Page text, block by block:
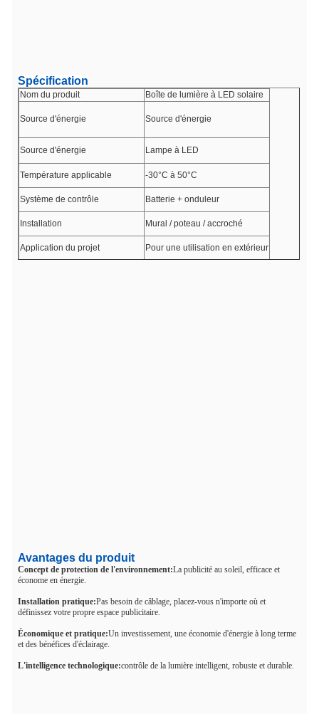
Spécification
Nom du produit Boîte de lumière à LED solaire
Source d'énergie Source d'énergie
Source d'énergie Lampe à LED
Température applicable -30°C à 50°C
Système de contrôle Batterie + onduleur
Installation Mural / poteau / accroché
Application du projet Pour une utilisation en extérieur
Avantages du produit
Concept de protection de l'environnement:La publicité au soleil, efficace et
économe en énergie.
Installation pratique:Pas besoin de câblage, placez-vous n'importe où et
définissez votre propre espace publicitaire.
Économique et pratique:Un investissement, une économie d'énergie à long terme
et des bénéfices d'éclairage.
L'intelligence technologique:contrôle de la lumière intelligent, robuste et durable.